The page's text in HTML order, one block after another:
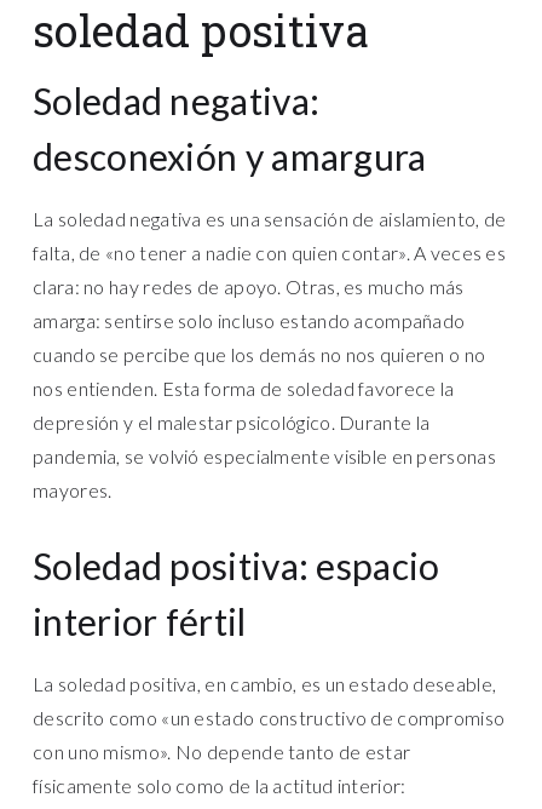
soledad positiva
Soledad negativa:
desconexión y amargura
La soledad negativa es una sensación de aislamiento, de
falta, de «no tener a nadie con quien contar». A veces es
clara: no hay redes de apoyo. Otras, es mucho más
amarga: sentirse solo incluso estando acompañado
cuando se percibe que los demás no nos quieren o no
nos entienden. Esta forma de soledad favorece la
depresión y el malestar psicológico. Durante la
pandemia, se volvió especialmente visible en personas
mayores.
Soledad positiva: espacio
interior fértil
La soledad positiva, en cambio, es un estado deseable,
descrito como «un estado constructivo de compromiso
con uno mismo». No depende tanto de estar
físicamente solo como de la actitud interior: